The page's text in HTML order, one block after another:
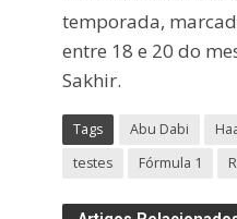
temporada,
entre 18 e 20 do
Sakhir.
Tags Abu Dabi
testes
Fórmula 1